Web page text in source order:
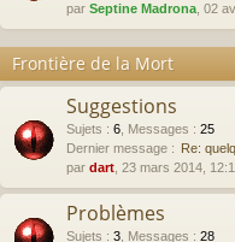
par Septine Madrona , 02
Frontière de la Mort
Suggestions
Sujets : 6 Messages : 25
Dernier message : Re:
par dart , 23 mars 2014,
Problèmes
Sujets : 3 Messages : 28